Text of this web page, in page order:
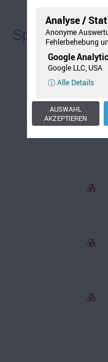
Sprache
Analyse /
Anonyme
Fehlerbehebung
Google
Google LLC, USA
ⓘ Alle Details
AUSWAHL
AKZEPTIEREN